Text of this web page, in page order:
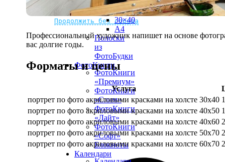
Не нашли Ваш город?
Мы доставляем по всему миру
Продолжить без города
20×30
30×30
30×40
A4
Полоски
из
ФотоБудки
ФотоКниги
ФотоКниги
«Премиум»
ФотоКниги
«Слим»
ФотоКниги
«Лайт»
ФотоКниги
«Софт»
Блокноты
Календари
Профессиональный художник напишет на основе
вас долгие годы.
Форматы и цены
Услуга
портрет по фото акриловыми красками на холсте 30х40
портрет по фото акриловыми красками на холсте 40х50
портрет по фото акриловыми красками на холсте 40х60
портрет по фото акриловыми красками на холсте 50х70
портрет по фото акриловыми красками на холсте 60х70